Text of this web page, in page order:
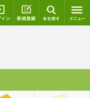
ログイン 新規登録